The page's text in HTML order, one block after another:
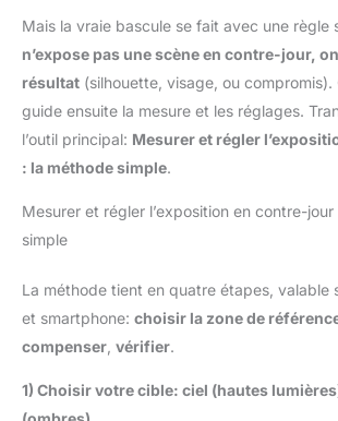
Mais la vraie bascule se fait avec une règle
n’expose pas une scène en contre-jour,
résultat (silhouette, visage, ou
guide ensuite la mesure et les réglages.
l’outil principal: Mesurer et régler
: la méthode simple.
Mesurer et régler l’exposition en contre-
simple
La méthode tient en quatre étapes, valable
et smartphone: choisir la zone de
compenser vérifier.
1) Choisir votre cible: ciel (hautes